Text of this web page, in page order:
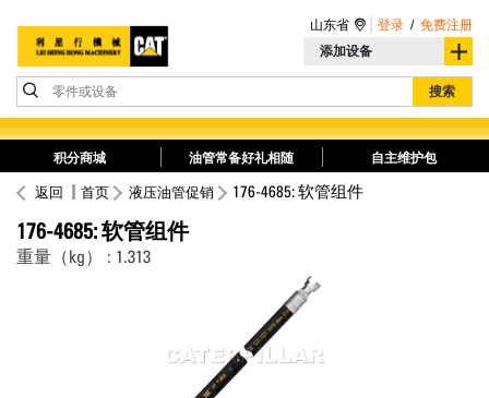
添加设备
零件或设备 搜索
山东省 登录 / 免费注册
积分商城 油管常备好礼相随 自主维护包
返回 首页 液压油管促销 176-4685: 软管组件
176-4685: 软管组件
重量（kg） : 1.313